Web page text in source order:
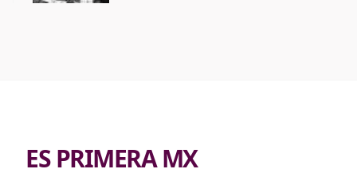
ES PRIMERA MX